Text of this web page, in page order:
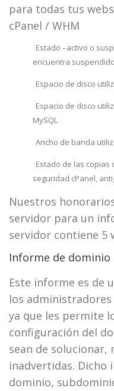
para todas tus
cPanel / WHM
Estado –activo o
encuentra suspendido
Espacio de disco
Espacio de disco
MySQL
Ancho de banda
Estado de las copias
seguridad cPanel,
Nuestros
servidor para un
servidor contiene 5
Informe de dominio
Este informe es de
los
ya que les permite
configuración del
sean de solucionar,
inadvertidas. Dicho
dominio,